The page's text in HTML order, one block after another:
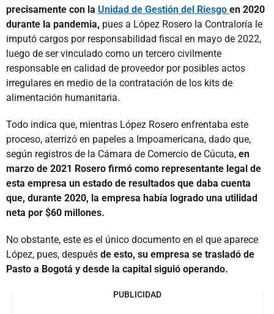
precisamente con la Unidad de Gestión del Riesgo en 2020
durante la pandemia, pues a López Rosero la Contraloría le
imputó cargos por responsabilidad fiscal en mayo de 2022,
luego de ser vinculado como un tercero civilmente
responsable en calidad de proveedor por posibles actos
irregulares en medio de la contratación de los kits de
alimentación humanitaria.
Todo indica que, mientras López Rosero enfrentaba este
proceso, aterrizó en papeles a Impoamericana, dado que,
según registros de la Cámara de Comercio de Cúcuta, en
marzo de 2021 Rosero firmó como representante legal de
esta empresa un estado de resultados que daba cuenta
que, durante 2020, la empresa había logrado una utilidad
neta por $60 millones.
No obstante, este es el único documento en el que aparece
López, pues, después de esto, su empresa se trasladó de
Pasto a Bogotá y desde la capital siguió operando.
PUBLICIDAD